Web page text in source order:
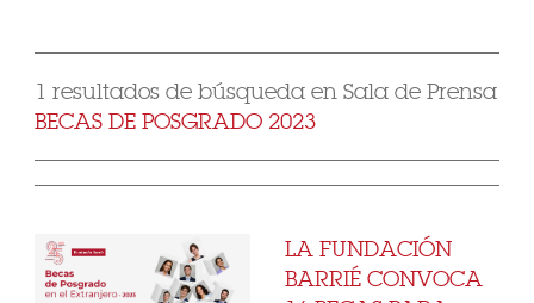
1 resultados de búsqueda en Sala de Prensa
BECAS DE POSGRADO 2023
LA FUNDACIÓN
BARRIÉ CONVOCA